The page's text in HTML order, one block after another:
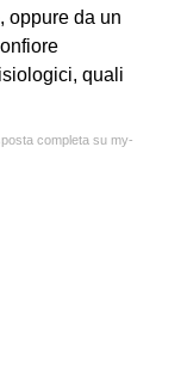
oppure da un
quali
completa su my-